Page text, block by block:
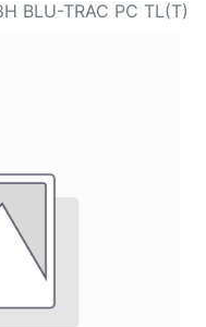
BLU-TRAC PC TL(T)